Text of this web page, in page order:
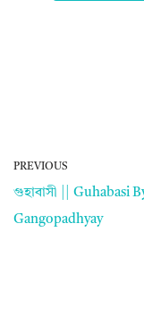
PREVIOUS
গুহাবাসী || Guhabasi
Gangopadhyay